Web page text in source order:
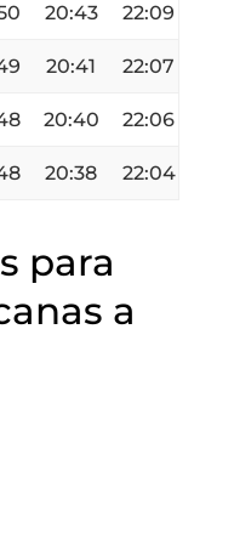
20:43 22:09
20:41 22:07
20:40 22:06
20:38 22:04
para
a